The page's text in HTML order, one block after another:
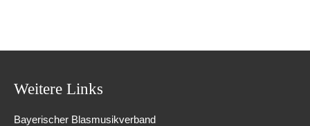
Weitere Links
Bayerischer Blasmusikverband